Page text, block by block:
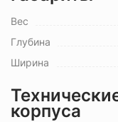
Вес
Глубина
Ширина
корпуса